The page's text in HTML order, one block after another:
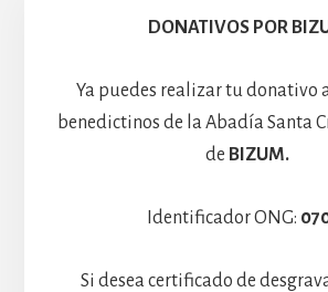
DONATIVOS POR
Ya puedes realizar tu donativo
benedictinos de la Abadía Santa
de BIZUM.
Identificador ONG:
Si desea certificado de